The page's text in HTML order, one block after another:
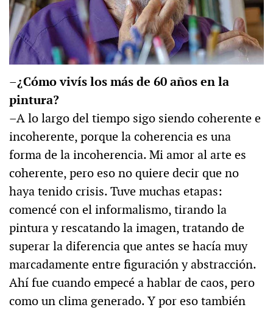
–¿Cómo vivís los más de 60 años en la
pintura?
–A lo largo del tiempo sigo siendo coherente e
incoherente, porque la coherencia es una
forma de la incoherencia. Mi amor al arte es
coherente, pero eso no quiere decir que no
haya tenido crisis. Tuve muchas etapas:
comencé con el informalismo, tirando la
pintura y rescatando la imagen, tratando de
superar la diferencia que antes se hacía muy
marcadamente entre figuración y abstracción.
Ahí fue cuando empecé a hablar de caos, pero
como un clima generado. Y por eso también